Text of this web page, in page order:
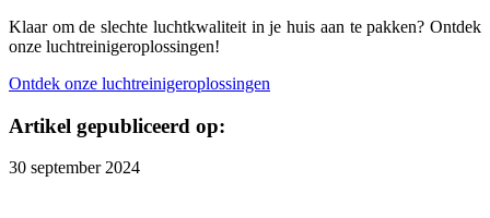
Klaar om de slechte luchtkwaliteit in je huis aan te pakken? Ontdek
onze luchtreinigeroplossingen!
Ontdek onze luchtreinigeroplossingen
Artikel gepubliceerd op:
30 september 2024